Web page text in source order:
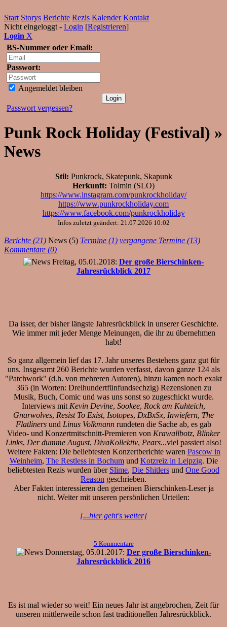
Start Storys Berichte Rezis Kalender Kontakt
Nicht eingeloggt - Login [Registrieren]
Login X
BS-Nummer oder Email:
Passwort:
Angemeldet bleiben
Passwort vergessen?
Punk Rock Holiday (Festival) »
News
Stil: Punkrock, Skatepunk, Skapunk
Herkunft: Tolmin (SLO)
https://www.instagram.com/punkrockholiday/
https://www.punkrockholiday.com
https://www.facebook.com/punkrockholiday
Infos zuletzt geändert: 21.07.2026 10:02
Berichte (21) News (5) Termine (1) vergangene Termine (13)
Kommentare (0)
Freitag, 05.01.2018: Der große Bierschinken-
Jahresrückblick 2017
Da isser, der bisher längste Jahresrückblick in unserer Geschichte.
Wie immer mit jeder Menge Meinungen, die ihr zu übernehmen
habt!
So ganz allgemein lief das 17. Jahr unseres Bestehens ganz gut für
uns. Insgesamt 260 Berichte wurden verfasst, davon ganze 124 als
"Patchwork" (d.h. von mehreren Autoren), hinzu kamen noch exakt
365 (in Worten: Dreihundertfünfundsechzig) Rezensionen zu
Musik, Buch, Comic und was uns sonst so zugeschickt wurde.
Interviews mit Kevin Devine, Sookee, Rock am Kuhteich,
Gnarwolves, Resist To Exist, Isotopes, DxBxSx, Inwiefern, The
Flatliners und Linus Volkmann rundeten die Sache ab, es gab
Video- und Konzertmitschnitt-Premieren von Krawallbotz, Blinker
Links, Der dumme August, DivaKollektiv, Pears...viel passiert also!
Weitere Fakten: Die beliebtesten Konzertberichte waren Pascow in
Weinheim, The Restless in Bochumund Kotzreiz in Leipzig. Die
beliebtesten Rezis wurden über Slime, Die Shitlers und One Good
Reason geschrieben.
Aber Fakten interessieren den gemeinen Bierschinken-Leser ja
nicht. Weiter mit unseren persönlichen Urteilen:
[...hier geht's weiter]
5 Kommentare
Donnerstag, 05.01.2017: Der große Bierschinken-
Jahresrückblick 2016
Es ist mal wieder so weit! Ein neues Jahr ist angebrochen, Zeit für
unseren mittlerweile schon fast traditionellen Jahresrückblick.